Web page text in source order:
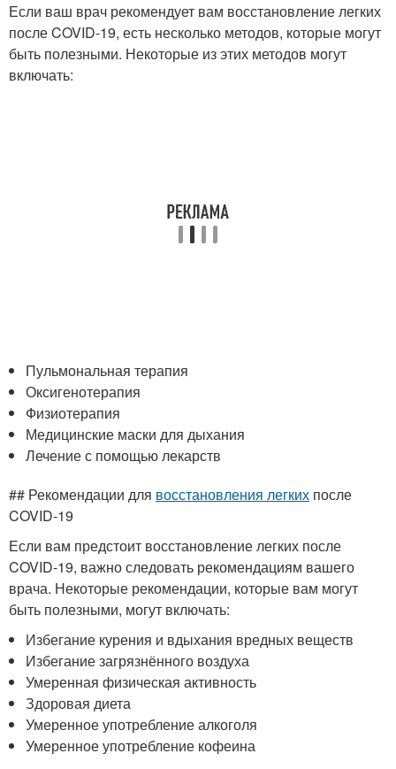
Если ваш врач рекомендует вам восстановление легких
после COVID-19, есть несколько методов, которые могут
быть полезными. Некоторые из этих методов могут
включать:
Пульмональная терапия
Оксигенотерапия
Физиотерапия
Медицинские маски для дыхания
Лечение с помощью лекарств
## Рекомендации для восстановления легких после
COVID-19
Если вам предстоит восстановление легких после
COVID-19, важно следовать рекомендациям вашего
врача. Некоторые рекомендации, которые вам могут
быть полезными, могут включать:
Избегание курения и вдыхания вредных веществ
Избегание загрязнённого воздуха
Умеренная физическая активность
Здоровая диета
Умеренное употребление алкоголя
Умеренное употребление кофеина